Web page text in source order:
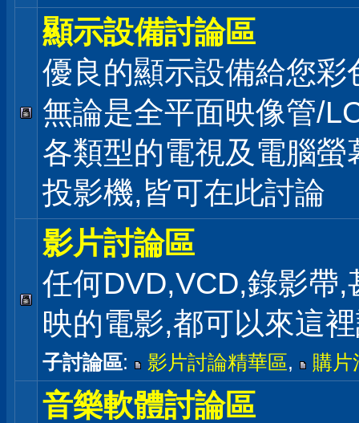
顯示設備討論區
優良的顯示設備給您彩
無論是全平面映像管/
各類型的電視及電腦螢
投影機,皆可在此討論
影片討論區
任何DVD,VCD,錄影帶,
映的電影,都可以來這
子討論區: 影片討論精華區, 購片
音樂軟體討論區